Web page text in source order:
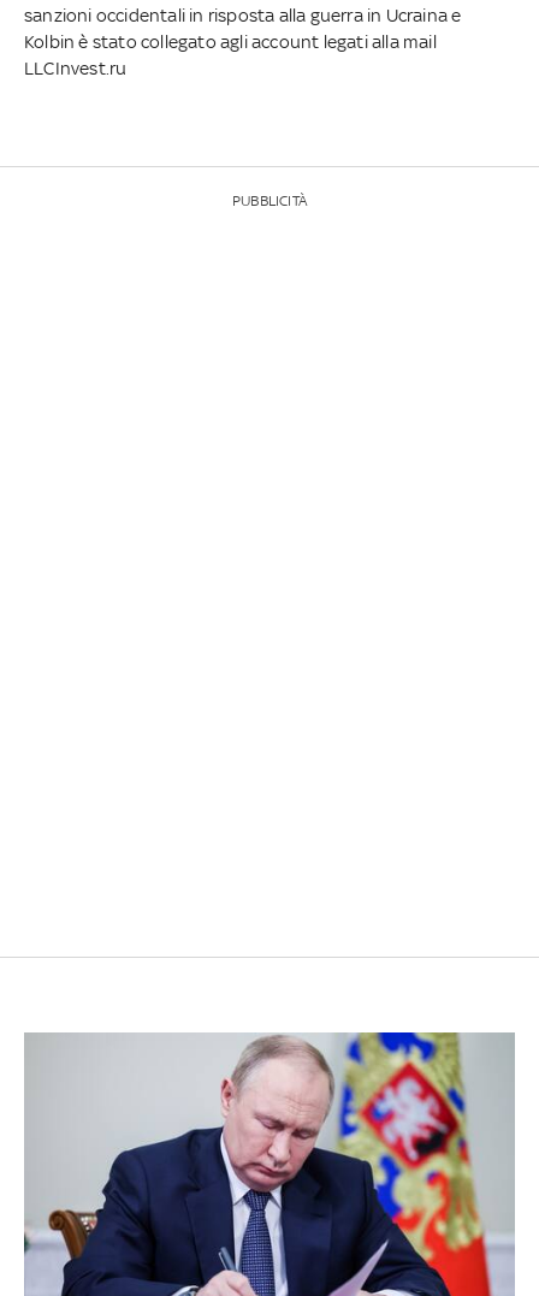
sanzioni occidentali in risposta alla guerra in Ucraina e
Kolbin è stato collegato agli account legati alla mail
LLCInvest.ru
PUBBLICITÀ